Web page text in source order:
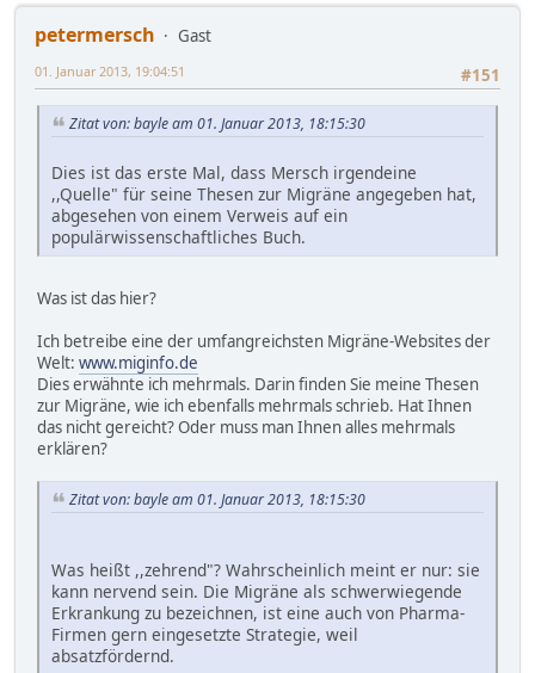
petermersch
Gast
#151
01. Januar 2013, 19:04:51
Zitat von: bayle am 01. Januar 2013, 18:15:30
Dies ist das erste Mal, dass Mersch irgendeine
,,Quelle" für seine Thesen zur Migräne angegeben hat,
abgesehen von einem Verweis auf ein
populärwissenschaftliches Buch.
Was ist das hier?
Ich betreibe eine der umfangreichsten Migräne-Websites der
Welt: www.miginfo.de
Dies erwähnte ich mehrmals. Darin finden Sie meine Thesen
zur Migräne, wie ich ebenfalls mehrmals schrieb. Hat Ihnen
das nicht gereicht? Oder muss man Ihnen alles mehrmals
erklären?
Zitat von: bayle am 01. Januar 2013, 18:15:30
Was heißt ,,zehrend"? Wahrscheinlich meint er nur: sie
kann nervend sein. Die Migräne als schwerwiegende
Erkrankung zu bezeichnen, ist eine auch von Pharma-
Firmen gern eingesetzte Strategie, weil
absatzfördernd.